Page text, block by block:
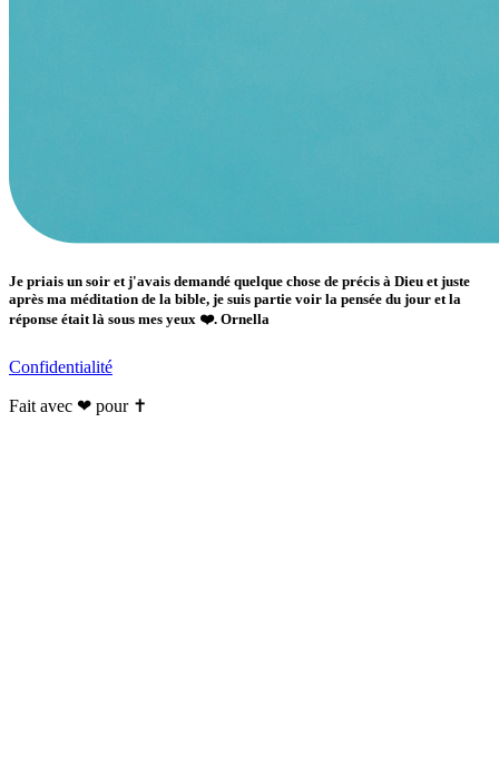
Je priais un soir et j'avais demandé quelque chose de précis à Dieu et juste
après ma méditation de la bible, je suis partie voir la pensée du jour et la
réponse était là sous mes yeux ❤️. Ornella
Confidentialité
Fait avec ❤ pour ✝️️